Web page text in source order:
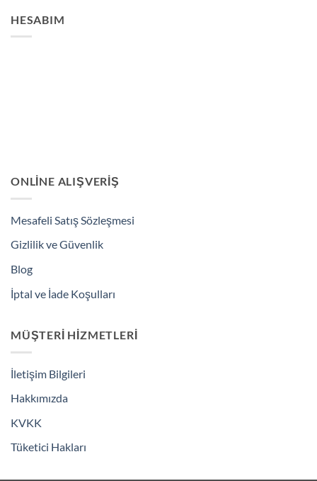
HESABIM
ONLINE ALIŞVERIŞ
Mesafeli Satış Sözleşmesi
Gizlilik ve Güvenlik
Blog
İptal ve İade Koşulları
MÜŞTERI HIZMETLERI
İletişim Bilgileri
Hakkımızda
KVKK
Tüketici Hakları